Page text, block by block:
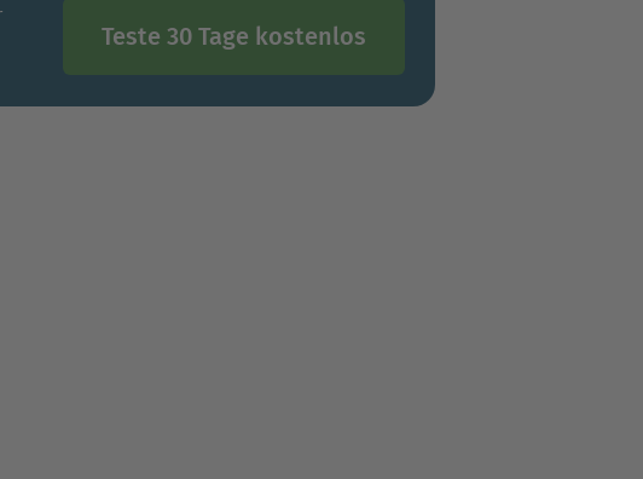
Teste 30 Tage kostenlos